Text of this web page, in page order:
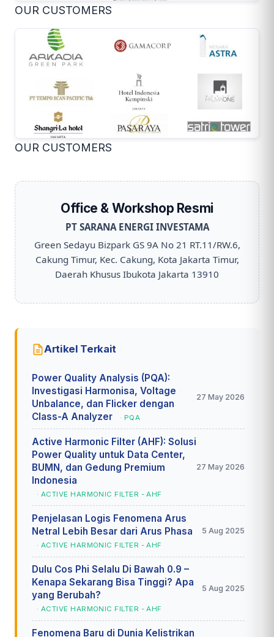
OUR CUSTOMERS
OUR CUSTOMERS
Office & Workshop Resmi
PT SARANA ENERGI INVESTAMA
Green Sedayu Bizpark GS 9A No 21 RT.11/RW.6,
Cakung Timur, Kec. Cakung, Kota Jakarta Timur,
Daerah Khusus Ibukota Jakarta 13910
Artikel Terkait
Power Quality Analysis (PQA):
Investigasi Harmonisa, Voltage
Unbalance, dan Flicker dengan
Class-A Analyzer
· PQA
27 May 2026
Active Harmonic Filter (AHF): Solusi
Power Quality untuk Data Center,
BUMN, dan Gedung Premium
Indonesia
· ACTIVE HARMONIC FILTER - AHF
27 May 2026
Penjelasan Logis Fenomena Arus
Netral Lebih Besar dari Arus Phasa
· ACTIVE HARMONIC FILTER - AHF
5 Aug 2025
Dulu Cos Phi Selalu Di Bawah 0.9 –
Kenapa Sekarang Bisa Tinggi? Apa
yang Berubah?
· ACTIVE HARMONIC FILTER - AHF
5 Aug 2025
Fenomena Baru di Dunia Kelistrikan